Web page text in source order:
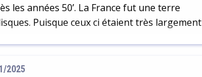
les années 50’. La France fut une terre
Puisque ceux ci étaient très largement
2025